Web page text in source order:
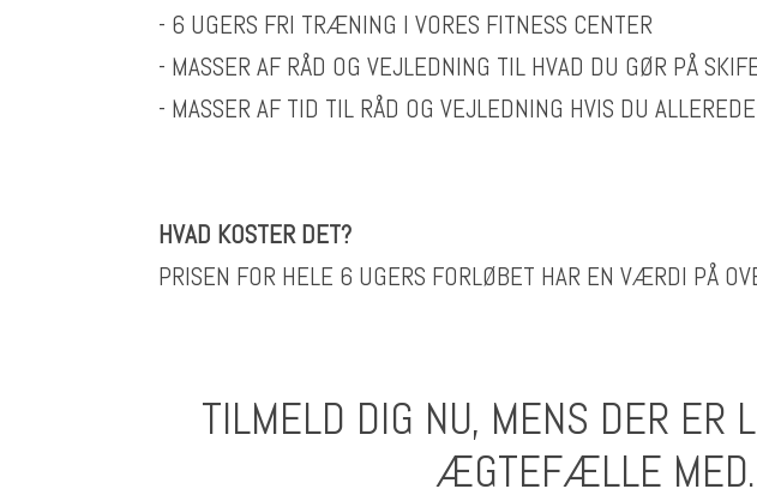
- 6 UGERS FRI TRÆNING I VORES FITNESS CENTER
- MASSER AF RÅD OG VEJLEDNING TIL HVAD DU GØR PÅ
- MASSER AF TID TIL RÅD OG VEJLEDNING HVIS DU
HVAD KOSTER DET?
PRISEN FOR HELE 6 UGERS FORLØBET HAR EN VÆRDI PÅ
TILMELD DIG NU, MENS DER ER
ÆGTEFÆLLE MED.